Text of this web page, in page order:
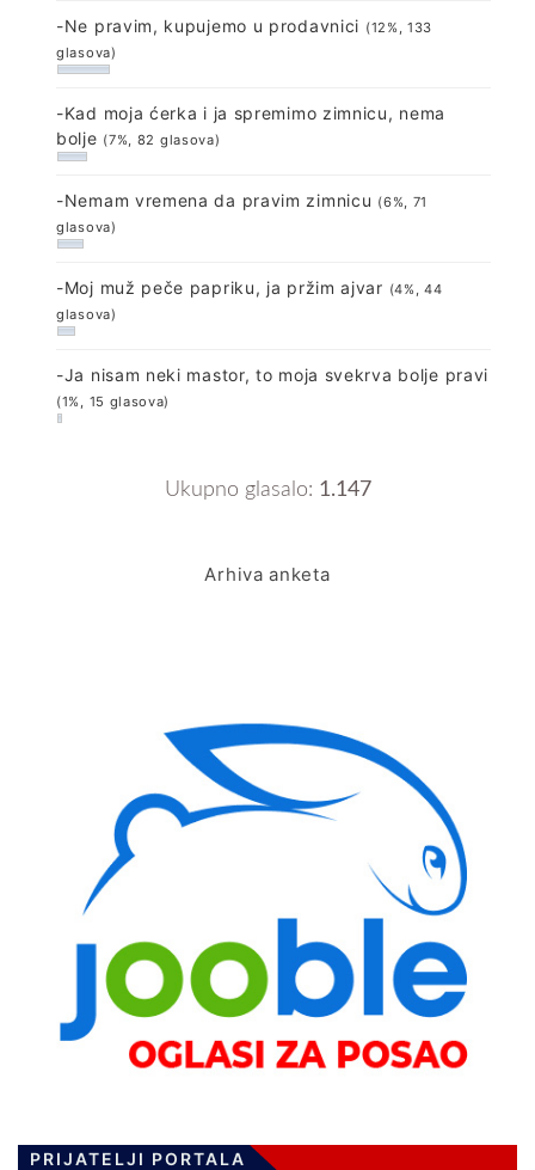
-Ne pravim, kupujemo u prodavnici (12%, 133
glasova)
-Kad moja ćerka i ja spremimo zimnicu, nema
bolje (7%, 82 glasova)
-Nemam vremena da pravim zimnicu (6%, 71
glasova)
-Moj muž peče papriku, ja pržim ajvar (4%, 44
glasova)
-Ja nisam neki mastor, to moja svekrva bolje pravi
(1%, 15 glasova)
Ukupno glasalo: 1.147
Arhiva anketa
PRIJATELJI PORTALA